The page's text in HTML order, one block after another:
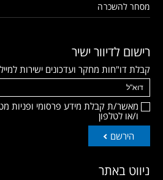
מסחר להשכרה
רישום לדיוור ישיר
קבלת דו"חות מחקר ועדכונים ישירות למייל
מאשר/ת קבלת מידע פרסומי ופניות
ו/או לטלפון
הירשם
ניווט באתר